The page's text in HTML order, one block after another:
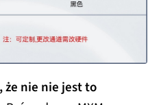
nie nie jest to